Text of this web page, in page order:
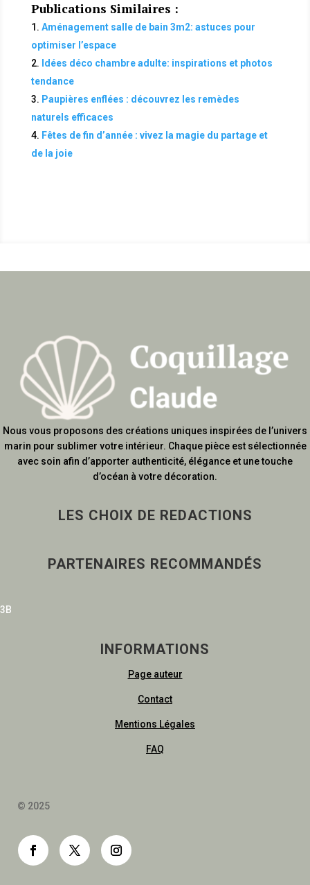
Publications Similaires :
Aménagement salle de bain 3m2: astuces pour
optimiser l’espace
Idées déco chambre adulte: inspirations et photos
tendance
Paupières enflées : découvrez les remèdes
naturels efficaces
Fêtes de fin d’année : vivez la magie du partage et
de la joie
Nous vous proposons des créations uniques inspirées de l’univers
marin pour sublimer votre intérieur. Chaque pièce est sélectionnée
avec soin afin d’apporter authenticité, élégance et une touche
d’océan à votre décoration.
LES CHOIX DE REDACTIONS
PARTENAIRES RECOMMANDÉS
3B
INFORMATIONS
Page auteur
Contact
Mentions Légales
FAQ
© 2025